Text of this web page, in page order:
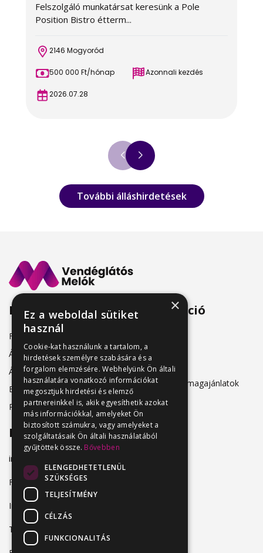
Felszolgáló munkatársat keresünk a Pole
Position Bistro étterm...
2146 Mogyoród
500 000 Ft/hónap Azonnali kezdés
2026.07.28
További álláshirdetések
Menü
Friss állásajánlatok
Álláshirdetőknek
Álláskeresőknek
Belépés
Regisztráció
Információ
Adatkezelés
Hirdetési csomagajánlatok
Elérhetőség
info@vendeglatosmelok.hu
Facebook
Instagram
TikTok
×
Ez a weboldal sütiket
használ
Cookie-kat használunk a tartalom, a
hirdetések személyre szabására és a
forgalom elemzésére. Webhelyünk Ön általi
használatára vonatkozó információkat
megosztjuk hirdetési és elemző
partnereinkkel is, akik egyesíthetik azokat
más információkkal, amelyeket Ön
biztosított számukra, vagy amelyeket a
szolgáltatásaik Ön általi használatából
gyűjtöttek össze. Bővebben
ELENGEDHETETLENÜL
SZÜKSÉGES
TELJESÍTMÉNY
CÉLZÁS
FUNKCIONALITÁS